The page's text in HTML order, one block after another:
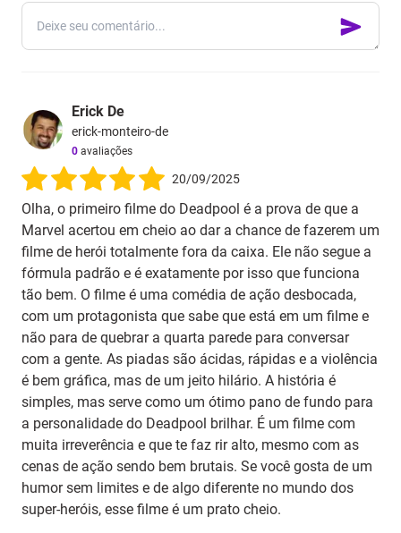
Erick De
erick-monteiro-de
0 avaliações
20/09/2025
Olha, o primeiro filme do Deadpool é a prova de que a
Marvel acertou em cheio ao dar a chance de fazerem um
filme de herói totalmente fora da caixa. Ele não segue a
fórmula padrão e é exatamente por isso que funciona
tão bem. O filme é uma comédia de ação desbocada,
com um protagonista que sabe que está em um filme e
não para de quebrar a quarta parede para conversar
com a gente. As piadas são ácidas, rápidas e a violência
é bem gráfica, mas de um jeito hilário. A história é
simples, mas serve como um ótimo pano de fundo para
a personalidade do Deadpool brilhar. É um filme com
muita irreverência e que te faz rir alto, mesmo com as
cenas de ação sendo bem brutais. Se você gosta de um
humor sem limites e de algo diferente no mundo dos
super-heróis, esse filme é um prato cheio.